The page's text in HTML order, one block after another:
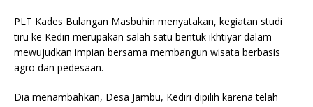
PLT Kades Bulangan Masbuhin menyatakan, kegiatan studi
tiru ke Kediri merupakan salah satu bentuk ikhtiyar dalam
mewujudkan impian bersama membangun wisata berbasis
agro dan pedesaan.
Dia menambahkan, Desa Jambu, Kediri dipilih karena telah